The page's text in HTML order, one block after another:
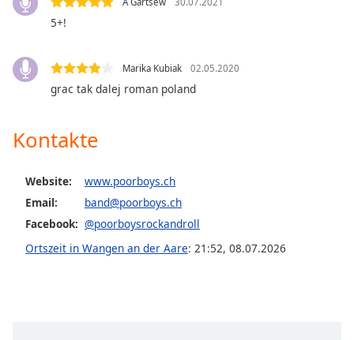
Color
Opacity
5+!
Marika Kubiak 02.05.2020
grac tak dalej roman poland
Kontakte
Website:
www.poorboys.ch
Email:
band@poorboys.ch
Facebook: @poorboysrockandroll
Ortszeit in Wangen an der Aare: 21:52, 08.07.2026